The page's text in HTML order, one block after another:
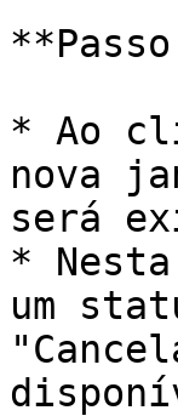
* Ao
nova
será
*
um